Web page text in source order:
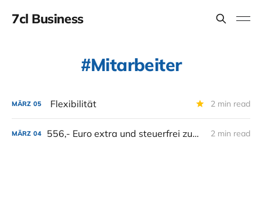
7cl Business
Mitarbeiter
MÄRZ 05 Flexibilität 2 min read
MÄRZ 04 556,- Euro extra und steuerfrei zum Gehalt. Also vielleicht. 2 min read